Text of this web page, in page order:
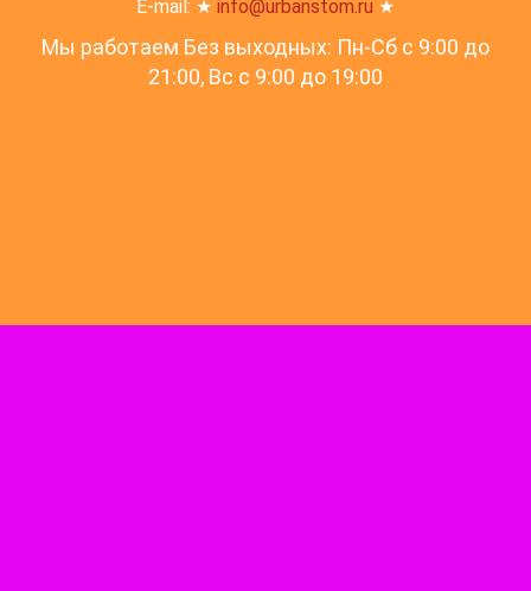
E-mail: ★ info@urbanstom.ru ★
Мы работаем Без выходных: Пн-Сб с 9:00 до
21:00, Вс c 9:00 до 19:00